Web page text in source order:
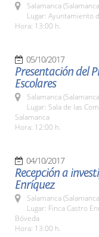
Salamanca
Lugar: Ayuntamiento
Hora: 13:00 h.
05/10/2017
Presentación del
Escolares
Salamanca
Lugar: Sala de las
Salamanca
Hora: 12:00 h.
04/10/2017
Recepción a
Enríquez
Salamanca
Lugar: Finca Castro
Bóveda
Hora: 13:00 h.